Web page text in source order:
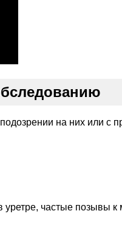
на них или с
частые позывы